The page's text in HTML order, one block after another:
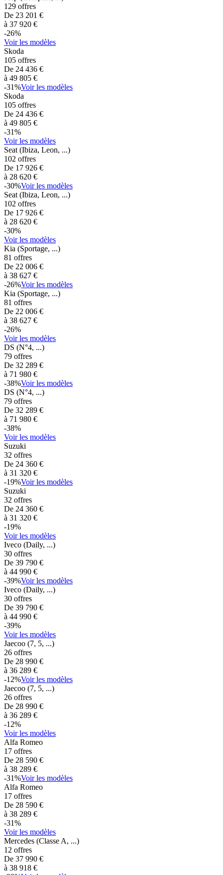
129 offres
De 23 201 €
à 37 920 €
-26%
Voir les modèles
Skoda
105 offres
De 24 436 €
à 49 805 €
-31%Voir les modèles
Skoda
105 offres
De 24 436 €
à 49 805 €
-31%
Voir les modèles
Seat (Ibiza, Leon, ...)
102 offres
De 17 926 €
à 28 620 €
-30%Voir les modèles
Seat (Ibiza, Leon, ...)
102 offres
De 17 926 €
à 28 620 €
-30%
Voir les modèles
Kia (Sportage, ...)
81 offres
De 22 006 €
à 38 627 €
-26%Voir les modèles
Kia (Sportage, ...)
81 offres
De 22 006 €
à 38 627 €
-26%
Voir les modèles
DS (N°4, ...)
79 offres
De 32 289 €
à 71 980 €
-38%Voir les modèles
DS (N°4, ...)
79 offres
De 32 289 €
à 71 980 €
-38%
Voir les modèles
Suzuki
32 offres
De 24 360 €
à 31 320 €
-19%Voir les modèles
Suzuki
32 offres
De 24 360 €
à 31 320 €
-19%
Voir les modèles
Iveco (Daily, ...)
30 offres
De 39 790 €
à 44 990 €
-39%Voir les modèles
Iveco (Daily, ...)
30 offres
De 39 790 €
à 44 990 €
-39%
Voir les modèles
Jaecoo (7, 5, ...)
26 offres
De 28 990 €
à 36 289 €
-12%Voir les modèles
Jaecoo (7, 5, ...)
26 offres
De 28 990 €
à 36 289 €
-12%
Voir les modèles
Alfa Romeo
17 offres
De 28 590 €
à 38 289 €
-31%Voir les modèles
Alfa Romeo
17 offres
De 28 590 €
à 38 289 €
-31%
Voir les modèles
Mercedes (Classe A, ...)
12 offres
De 37 990 €
à 38 918 €